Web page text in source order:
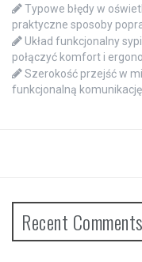
Typowe błędy w
praktyczne sposoby
Układ funkcjonalny
połączyć komfort i
Szerokość przejść w
funkcjonalną
Recent Comments